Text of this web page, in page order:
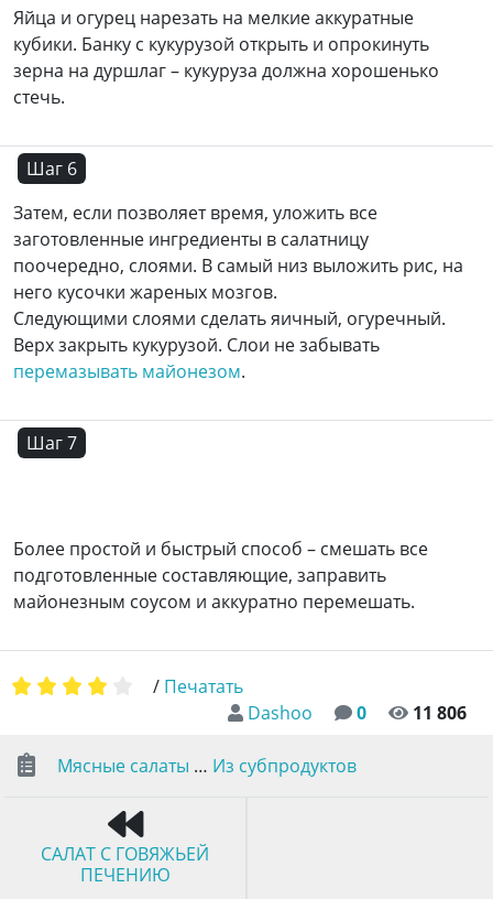
Яйца и огурец нарезать на мелкие аккуратные
кубики. Банку с кукурузой открыть и опрокинуть
зерна на дуршлаг – кукуруза должна хорошенько
стечь.
Шаг 6
Затем, если позволяет время, уложить все
заготовленные ингредиенты в салатницу
поочередно, слоями. В самый низ выложить рис, на
него кусочки жареных мозгов.
Следующими слоями сделать яичный, огуречный.
Верх закрыть кукурузой. Слои не забывать
перемазывать майонезом.
Шаг 7
Более простой и быстрый способ – смешать все
подготовленные составляющие, заправить
майонезным соусом и аккуратно перемешать.
Dashoo 0 11 806
/ Печатать
Мясные салаты … Из субпродуктов
САЛАТ С ГОВЯЖЬЕЙ
ПЕЧЕНИЮ